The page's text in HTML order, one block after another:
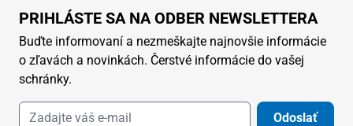
PRIHLÁSTE SA NA ODBER NEWSLETTERA
Buďte informovaní a nezmeškajte najnovšie informácie
o zľavách a novinkách. Čerstvé informácie do vašej
schránky.
Odoslať